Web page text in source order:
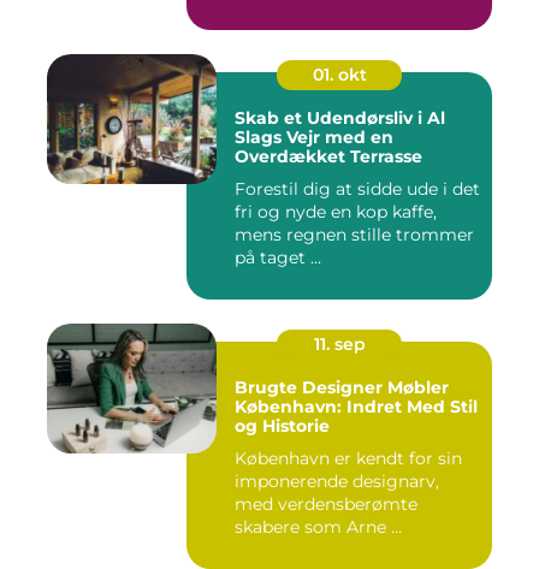
01. okt
Skab et Udendørsliv i Al
Slags Vejr med en
Overdækket Terrasse
Forestil dig at sidde ude i det
fri og nyde en kop kaffe,
mens regnen stille trommer
på taget ...
11. sep
Brugte Designer Møbler
København: Indret Med Stil
og Historie
København er kendt for sin
imponerende designarv,
med verdensberømte
skabere som Arne ...